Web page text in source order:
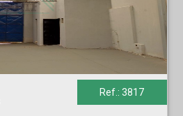
Ref.: 3817